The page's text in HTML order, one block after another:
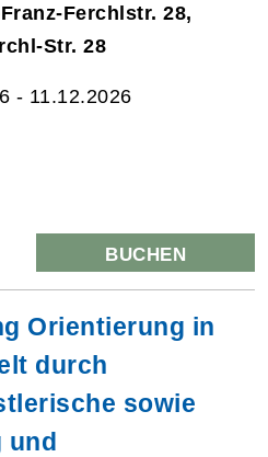
Ferchlstr. 28,
Str. 28
- 11.12.2026
BUCHEN
Orientierung in
durch
sowie
und